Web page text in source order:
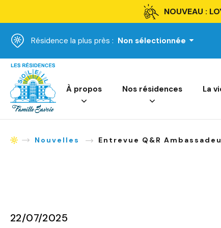
NOUVEAU :
Résidence la plus près : Non sélectionnée
Accueil
À propos Nos résidences La
AccueilNouvelles Entrevue Q&R
22/07/2025